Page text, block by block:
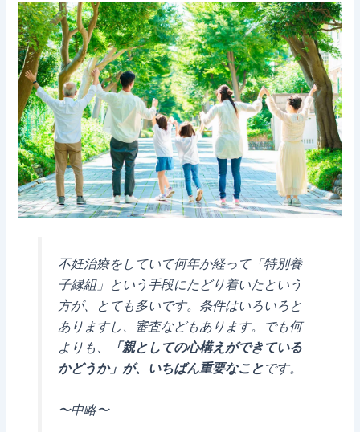
不妊治療をしていて何年か経って「特別養
子縁組」という手段にたどり着いたという
方が、とても多いです。条件はいろいろと
ありますし、審査などもあります。でも何
よりも、
「親としての心構えができている
かどうか」が、いちばん重要なことです。
〜中略〜